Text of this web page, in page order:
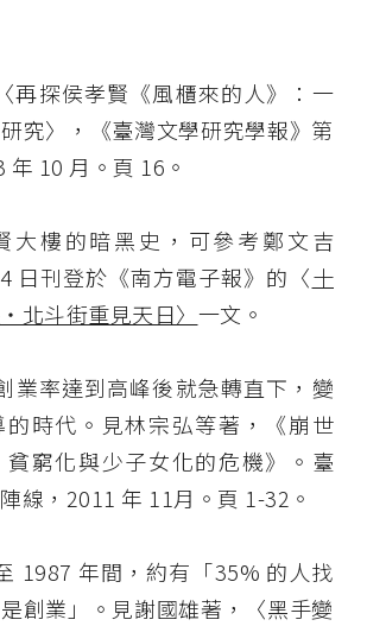
再探侯孝賢《風櫃來的人》：一
究〉，《臺灣文學研究學報》第
10 月。頁 16。
大樓的暗黑史，可參考鄭文吉
日刊登於《南方電子報》的〈十
北斗街重見天日〉 一文。
業率達到高峰後就急轉直下，變
的時代。見林宗弘等著，《崩世
貧窮化與少子女化的危機》。臺
線，2011 年 11月。頁 1-32。
1987 年間，約有「35% 的人找
創業」。見謝國雄著，〈黑手變